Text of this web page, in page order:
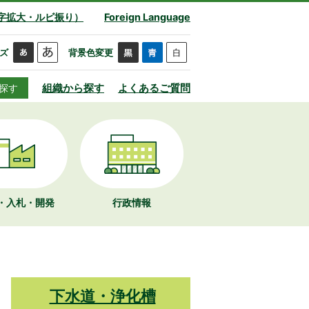
大・ルビ振り） Foreign Language
背景色変更
す 組織から探す よくあるご質問
入札・開発 行政情報
下水道・浄化槽